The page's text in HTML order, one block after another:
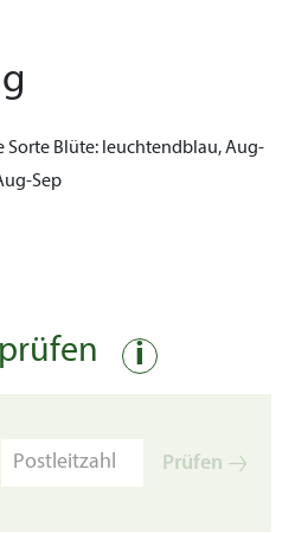
Sorte Blüte: leuchtendblau, Aug-
Sep
i
Prüfen